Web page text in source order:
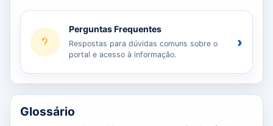
Perguntas Frequentes
Respostas para dúvidas comuns sobre o
portal e acesso à informação.
›
Glossário